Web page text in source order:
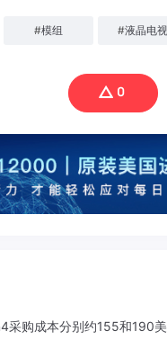
#模组 #液晶电视
0
采购成本分别约155和190